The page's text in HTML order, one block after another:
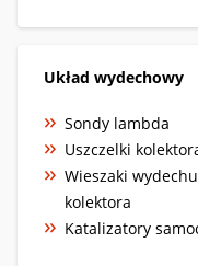
Układ wydechowy
Sondy lambda
Uszczelki
Wieszaki
kolektora
Katalizatory